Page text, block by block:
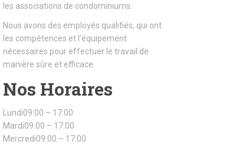
les associations de condominiums.
Nous avons des employés qualifiés, qui ont
les compétences et l’équipement
nécessaires pour effectuer le travail de
manière sûre et efficace.
Nos Horaires
Lundi09:00 – 17:00
Mardi09:00 – 17:00
Mercredi09:00 – 17:00